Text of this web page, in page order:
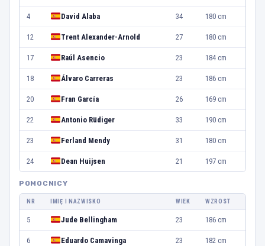
4 David Alaba 34 180 cm
12 Trent Alexander-Arnold 27 180 cm
17 Raúl Asencio 23 184 cm
18 Álvaro Carreras 23 186 cm
20 Fran García 26 169 cm
22 Antonio Rüdiger 33 190 cm
23 Ferland Mendy 31 180 cm
24 Dean Huijsen 21 197 cm
POMOCNICY
NR IMIĘ I NAZWISKO WIEK WZROST
5 Jude Bellingham 23 186 cm
6 Eduardo Camavinga 23 182 cm